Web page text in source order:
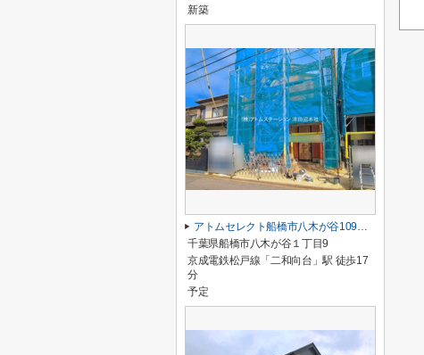
新築
アトムセレクト船橋市八木が谷109 2棟 2号棟
千葉県船橋市八木が谷１丁目9
京成電鉄松戸線「二和向台」駅 徒歩17
分
予定